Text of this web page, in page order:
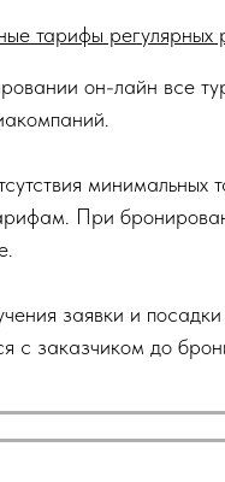
тарифы регулярных
он-лайн все
минимальных
При
заявки и
с заказчиком до